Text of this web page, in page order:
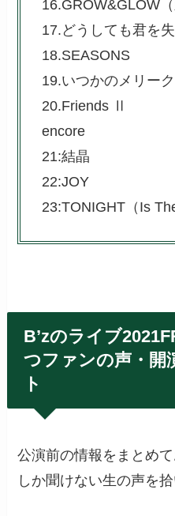
16.GROW&GLOW
17.どうしても君を
18.SEASONS
19.いつかのメリー
20.Friends Ⅱ
encore
21:結晶
22:JOY
23:TONIGHT（Is
B’zのライブ
つファンの声・開
ト
公演前の情報をまとめ
しか聞けない生の声を